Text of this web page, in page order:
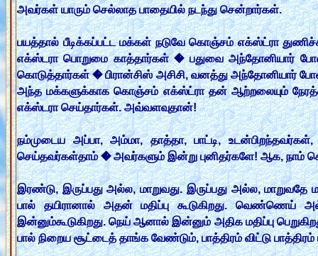
அவர்கள் யாரும் செல்லாத பாதையில் நடந்து சென்றார்கள்.
பயத்தால் பீடிக்கப்பட்ட மக்கள் நடுவே கொஞ்சம் எக்ஸ்ட்ரா
எக்ஸ்டரா பொறுமை காத்தார்கள் � பதுவை அந்தோனியார்
கொடுத்தார்கள் � பிரான்சிஸ் அசிசி, வனத்து அந்தோனியார்
அந்த மக்களுக்காக கொஞ்சம் எக்ஸ்ட்ரா தன் ஆற்றலையும்
எக்ஸ்டரா செய்தார்கள். அவ்வளவுதான்!
நம்முடைய அப்பா, அம்மா, தாத்தா, பாட்டி,
செய்தவர்கள்தாம் � அவர்களும் இன்று புனிதர்களே! ஆக, நாம்
இரண்டு, இருப்பது அல்ல, மாறுவது. இருப்பது அல்ல, மாறுவதே
பால் தயிரானால் அதன் மதிப்பு கூடுகிறது. வெண்ணெய்
இன்னும்கூடுகிறது. நெய் ஆனால் இன்னும் அதிக மதிப்பு
பால் நிறைய சூட்டைத் தாங்க வேண்டும், பாத்திரம் விட்டு